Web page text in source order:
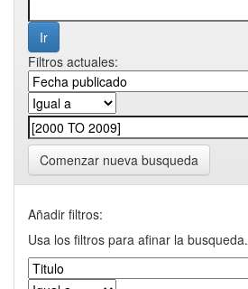
Filtros actuales:
Comenzar nueva busqueda
Añadir filtros:
Usa los filtros para afinar la busqueda.